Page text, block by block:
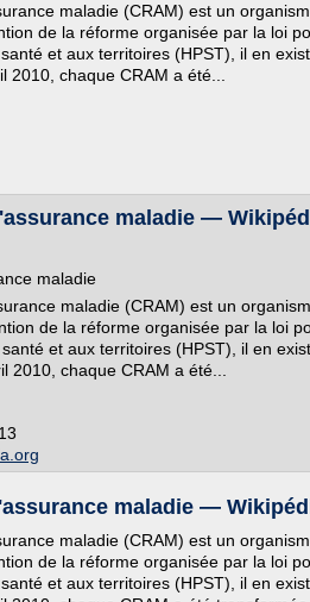
maladie (CRAM) est un
de la réforme organisée par la loi
et aux territoires (HPST), il en
chaque CRAM a été...
maladie —
maladie
maladie (CRAM) est un
de la réforme organisée par la loi
et aux territoires (HPST), il en
2010, chaque CRAM a été...
maladie —
maladie (CRAM) est un
de la réforme organisée par la loi
et aux territoires (HPST), il en